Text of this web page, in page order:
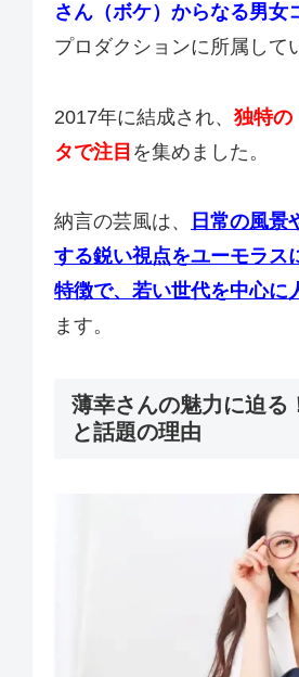
さん（ボケ）からなる男女
プロダクションに所属して
2017年に結成され、 独特の
タで注目 を集めました。
納言の芸風は、
日常の風景
する鋭い視点をユーモラス
特徴で、若い世代を中心に
ます。
薄幸さんの魅力に迫る
と話題の理由